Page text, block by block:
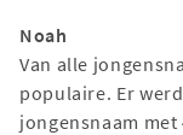
Noah
Van alle
populaire. Er
jongensnaam